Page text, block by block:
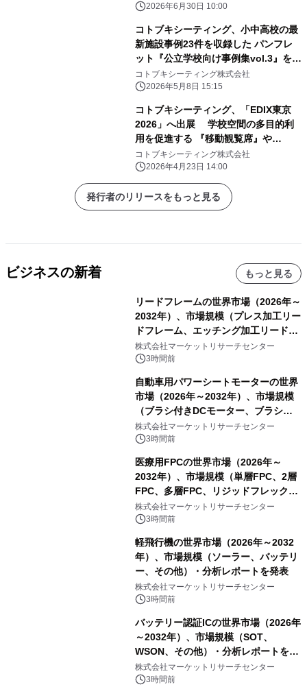
2026年6月30日 10:00
コトブキシーティング、小中高校の最
新施設事例23件を収録した パンフレ
ット『公立学校向け事例集vol.3』を
2026年4月30日に発行、EDIX東京
2026で配布へ
コトブキシーティング株式会社
2026年5月8日 15:15
コトブキシーティング、「EDIX東京
2026」へ出展 学校空間の多目的利
用を促進する 『移動観覧席』や
『SIKIRUTO』を実機展示
コトブキシーティング株式会社
2026年4月23日 14:00
発行者のリリースをもっと見る
ビジネスの新着 もっと見る
リードフレームの世界市場（2026年～
2032年）、市場規模（プレス加工リー
ドフレーム、エッチング加工リードフ
レーム）・分析レポートを発表
株式会社マーケットリサーチセンター
3時間前
自動車用パワーシートモーターの世界
市場（2026年～2032年）、市場規模
（ブラシ付きDCモーター、ブラシレ
スDCモーター）・分析レポートを発
表
株式会社マーケットリサーチセンター
3時間前
医療用FPCの世界市場（2026年～
2032年）、市場規模（単層FPC、2層
FPC、多層FPC、リジッドフレックス
PCB）・分析レポートを発表
株式会社マーケットリサーチセンター
3時間前
軽飛行機の世界市場（2026年～2032
年）、市場規模（ソーラー、バッテリ
ー、その他）・分析レポートを発表
株式会社マーケットリサーチセンター
3時間前
バッテリー認証ICの世界市場（2026年
～2032年）、市場規模（SOT、
WSON、その他）・分析レポートを発
表
株式会社マーケットリサーチセンター
3時間前